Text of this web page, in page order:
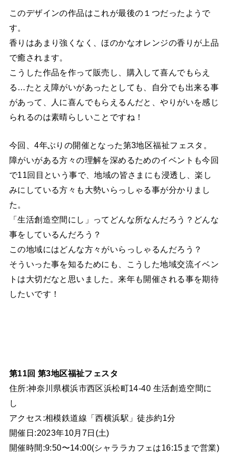
このデザインの作品はこれが最後の１つだったようで
す。
香りはあまり強くなく、ほのかなオレンジの香りが上品
で癒されます。
こうした作品を作って販売し、購入して喜んでもらえ
る…たとえ障がいがあったとしても、自分でも出来る事
があって、人に喜んでもらえるんだと、やりがいを感じ
られるのは素晴らしいことですね！
今回、4年ぶりの開催となった第3地区福祉フェスタ。
障がいがある方々の理解を深めるためのイベントも今回
で11回目という事で、地域の皆さまにも浸透し、楽し
みにしている方々も大勢いらっしゃる事が分かりまし
た。
「生活創造空間にし」ってどんな所なんだろう？どんな
事をしているんだろう？
この地域にはどんな方々がいらっしゃるんだろう？
そういった事を知るためにも、こうした地域交流イベン
トは大切だなと思いました。来年も開催される事を期待
したいです！
第11回 第3地区福祉フェスタ
住所:神奈川県横浜市西区浜松町14-40 生活創造空間に
し
アクセス:相模鉄道線「西横浜駅」徒歩約1分
開催日:2023年10月7日(土)
開催時間:9:50〜14:00(シャララカフェは16:15まで営業)